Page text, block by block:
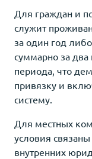
Для граждан и
служит
за один год
суммарно за два
периода, что
привязку и
систему.
Для местных
условия
внутренних